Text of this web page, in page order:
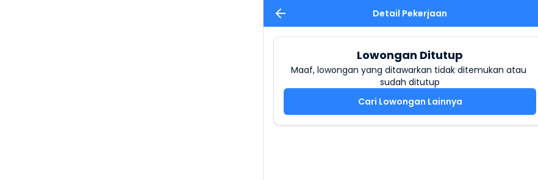
Detail Pekerjaan
Lowongan Ditutup
Maaf, lowongan yang ditawarkan tidak ditemukan atau
sudah ditutup
Cari Lowongan Lainnya